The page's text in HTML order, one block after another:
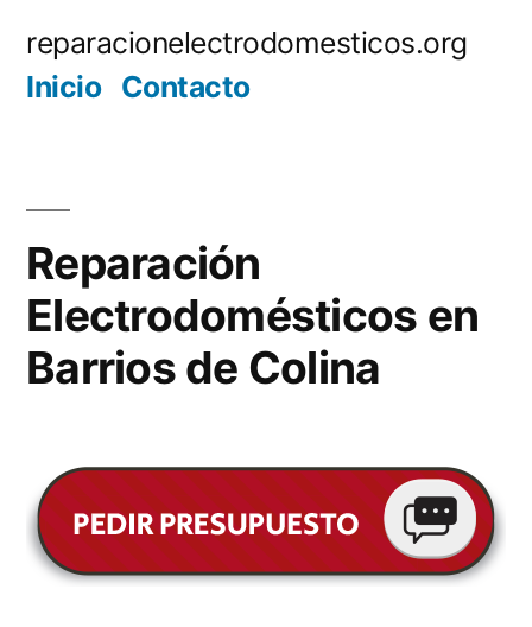
reparacionelectrodomesticos.org
Inicio Contacto
Reparación
Electrodomésticos en
Barrios de Colina